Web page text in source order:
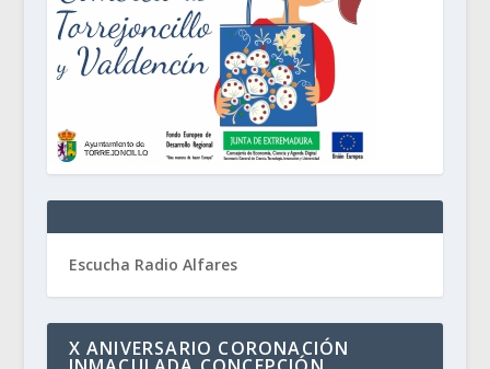
Escucha Radio Alfares
X ANIVERSARIO CORONACIÓN